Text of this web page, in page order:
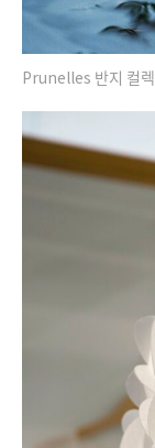
Prunelles 반지